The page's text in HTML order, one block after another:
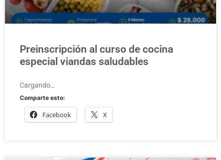
Preinscripción al curso de cocina
especial viandas saludables
Cargando…
Comparte esto:
Facebook X